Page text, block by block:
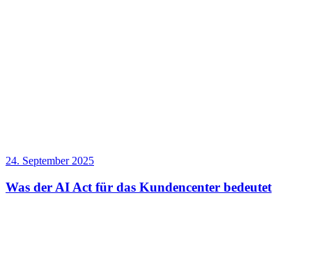
24. September 2025
Was der AI Act für das Kundencenter bedeutet